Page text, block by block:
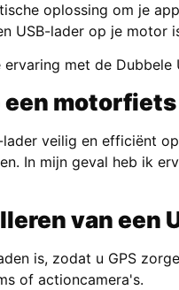
oplossing om je
USB-lader op je motor
met de Dubbele
een
veilig en efficiënt
In mijn geval heb ik
van een
is, zodat u GPS
of actioncamera's.